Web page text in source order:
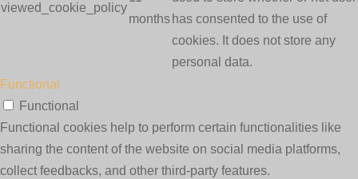
viewed_cookie_policy
months has consented to the use of
cookies. It does not store any
personal data.
Functional
Functional
Functional cookies help to perform certain functionalities like
sharing the content of the website on social media platforms,
collect feedbacks, and other third-party features.